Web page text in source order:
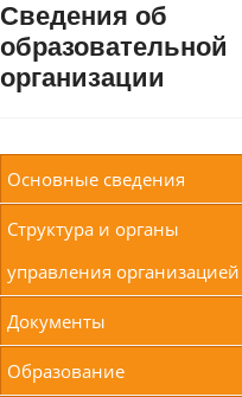
Сведения об
образовательной
организации
Основные сведения
Структура и органы
управления организацией
Документы
Образование